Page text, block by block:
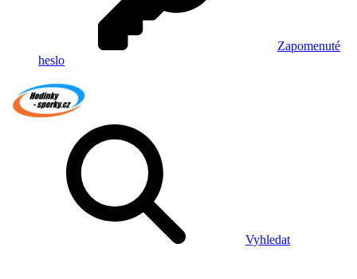
Zapomenuté
heslo
Vyhledat